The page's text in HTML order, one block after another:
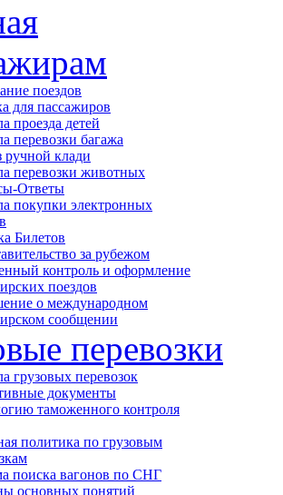
поездов
для пассажиров
проезда детей
перевозки багажа
ручной клади
перевозки животных
Ответы
покупки электронных
Билетов
за рубежом
контроль и оформление
поездов
о международном
сообщении
перевозки
грузовых перевозок
документы
таможенного контроля
политика по грузовым
поиска вагонов по СНГ
основных понятий